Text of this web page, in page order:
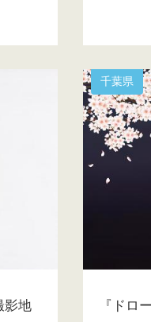
影地
千葉県
『ドロ